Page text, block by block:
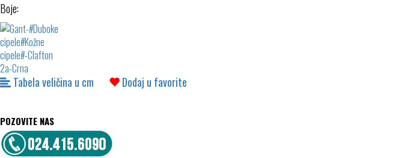
Boje:
Tabela veličina u cm Dodaj u favorite
POZOVITE NAS